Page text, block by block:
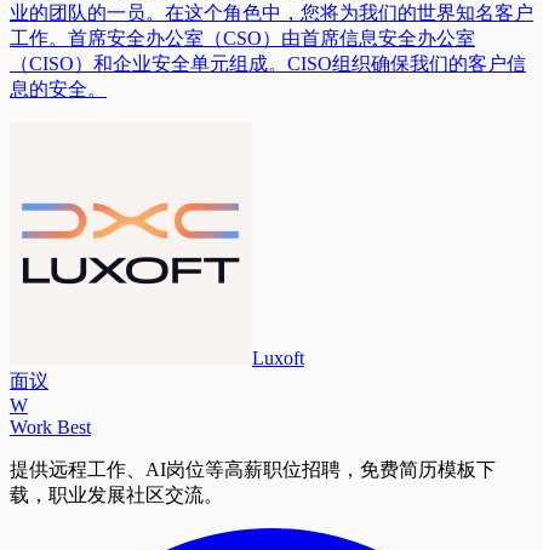
业的团队的一员。在这个角色中，您将为我们的世界知名客户
工作。首席安全办公室（CSO）由首席信息安全办公室
（CISO）和企业安全单元组成。CISO组织确保我们的客户信
息的安全。
Luxoft
面议
W
Work Best
提供远程工作、AI岗位等高薪职位招聘，免费简历模板下
载，职业发展社区交流。